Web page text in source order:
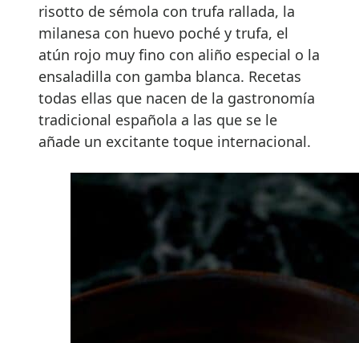
risotto de sémola con trufa rallada, la
milanesa con huevo poché y trufa, el
atún rojo muy fino con aliño especial o la
ensaladilla con gamba blanca. Recetas
todas ellas que nacen de la gastronomía
tradicional española a las que se le
añade un excitante toque internacional.